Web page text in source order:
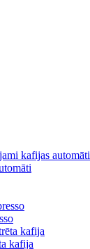
kafijas automāti
kafija